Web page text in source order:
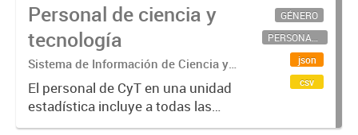
Personal de ciencia y
tecnología
Sistema de Información de Ciencia y
Tecnología Argentino (SICYTAR)
El personal de CyT en una unidad
estadística incluye a todas las
personas involucradas
GÉNERO
PERSONAL CIENTÍFICO-TECNOLÓGICO
json
csv